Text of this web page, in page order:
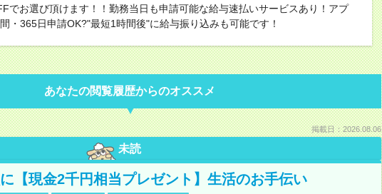
でお選び頂けます！！勤務当日も申請可能な給与速払いサービスあり！アプ
・365日申請OK?"最短1時間後"に給与振り込みも可能です！
あなたの閲覧履歴からのオススメ
掲載日：2026.08.06
未読
【現金2千円相当プレゼント】生活のお手伝い